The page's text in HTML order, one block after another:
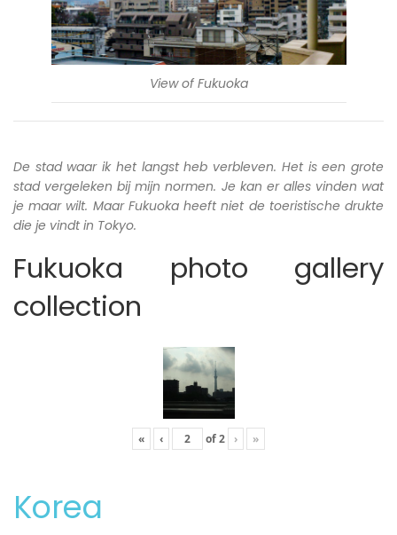
View of Fukuoka
De stad waar ik het langst heb verbleven. Het is een grote
stad vergeleken bij mijn normen. Je kan er alles vinden wat
je maar wilt. Maar Fukuoka heeft niet de toeristische drukte
die je vindt in Tokyo.
Fukuoka photo gallery
collection
« ‹ of2 › »
Korea